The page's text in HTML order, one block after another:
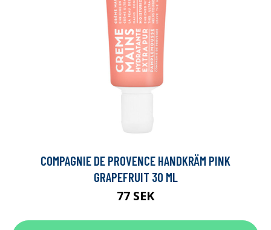
COMPAGNIE DE PROVENCE HANDKRÄM PINK
GRAPEFRUIT 30 ML
77 SEK